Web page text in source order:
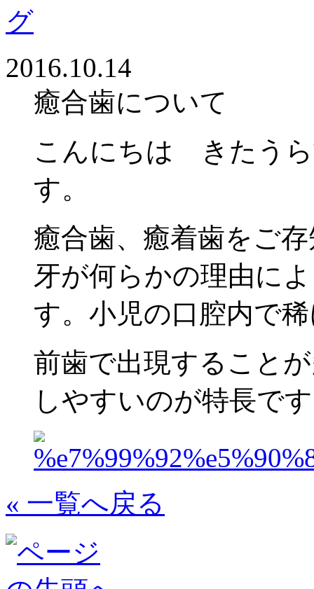
2016.10.14
癒合歯について
こんにちは きたうら
す。
癒合歯、癒着歯をご
牙が何らかの理由に
す。小児の口腔内で
前歯で出現すること
しやすいのが特長で
« 一覧へ戻る